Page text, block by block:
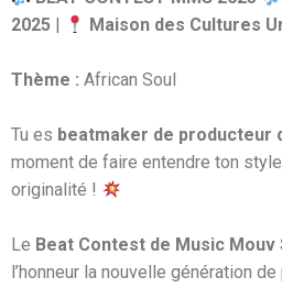
2025
Maison des Cultures
Thème : African Soul
Tu es beatmaker de producteur
moment de faire entendre ton
originalité !
Le Beat Contest de Music Mouv
l’honneur la nouvelle génération